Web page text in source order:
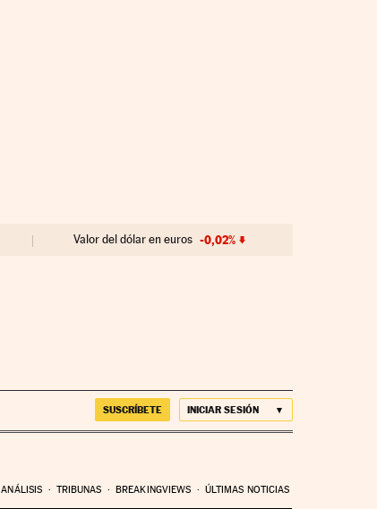
Valor del dólar en euros -0,02%
SUSCRÍBETE INICIAR SESIÓN
ANÁLISIS TRIBUNAS BREAKINGVIEWS ÚLTIMAS NOTICIAS